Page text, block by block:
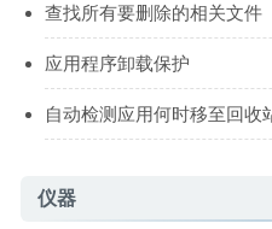
查找所有要删除的相关文件
应用程序卸载保护
自动检测应用何时移至回收
仪器